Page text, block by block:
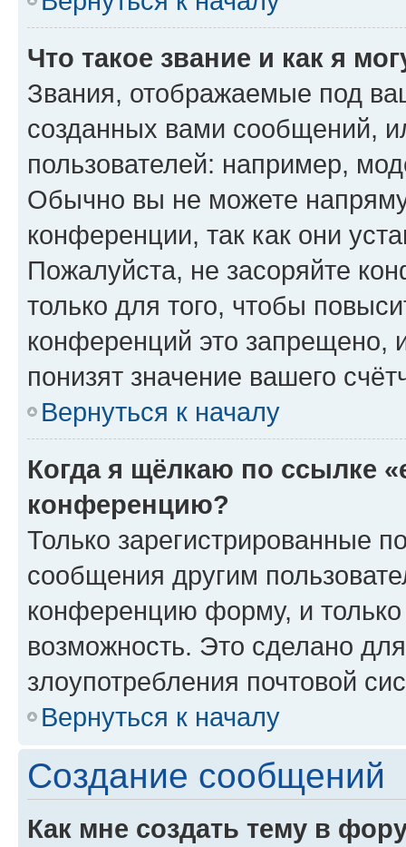
Что такое звание и как я
Звания, отображаемые под
созданных вами сообщений,
пользователей: например,
Обычно вы не можете
конференции, так как они
Пожалуйста, не засоряйте
только для того, чтобы
конференций это запрещено,
понизят значение вашего
Вернуться к началу
Когда я щёлкаю по ссылке
конференцию?
Только зарегистрированные
сообщения другим
конференцию форму, и
возможность. Это сделано
злоупотребления почтовой
Вернуться к началу
Создание сообщений
Как мне создать тему в